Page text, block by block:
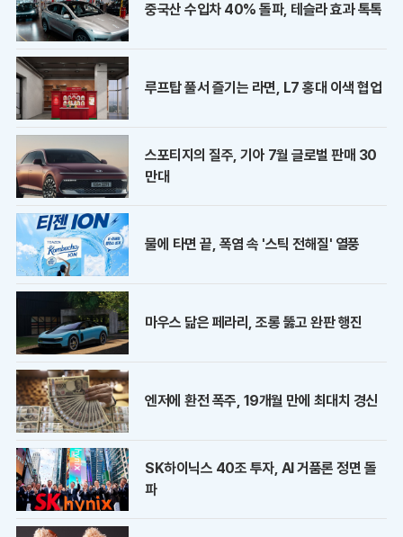
중국산 수입차 40% 돌파, 테슬라 효과 톡톡
루프탑 풀서 즐기는 라면, L7 홍대 이색 협업
스포티지의 질주, 기아 7월 글로벌 판매 30
만대
물에 타면 끝, 폭염 속 '스틱 전해질' 열풍
마우스 닮은 페라리, 조롱 뚫고 완판 행진
엔저에 환전 폭주, 19개월 만에 최대치 경신
SK하이닉스 40조 투자, AI 거품론 정면 돌
파